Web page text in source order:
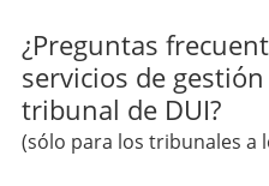
¿Preguntas
servicios de
tribunal de DUI?
(sólo para los tribunales a